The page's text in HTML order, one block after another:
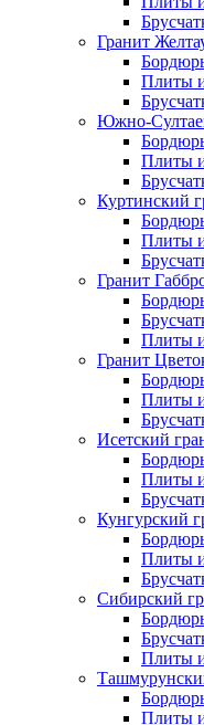
Гранит
Плиты
Южно-
Плиты
Куртинский
Плиты
Гранит
Плиты
Гранит
Плиты
Исетский
Плиты
Кунгурский
Плиты
Сибирский
Плиты
Плиты